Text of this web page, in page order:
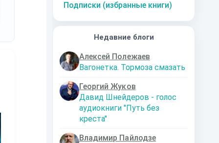
Подписки (избранные книги)
Недавние блоги
Алексей Полежаев
Вагонетка. Тормоза смазать
Георгий Жуков
Давид Шнейдеров - голос
аудиокниги "Путь без
креста"
Владимир Пайлодзе
10 за часть 10